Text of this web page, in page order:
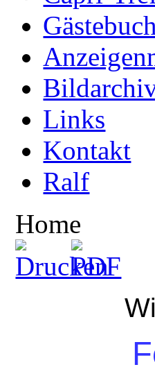
Gästebuch
Links
Kontakt
Ralf
Home